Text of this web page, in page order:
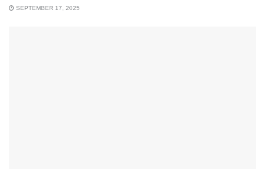
SEPTEMBER 17, 2025